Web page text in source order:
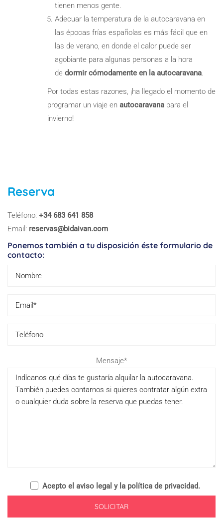
tienen menos gente.
Adecuar la temperatura de la autocaravana en
las épocas frías españolas es más fácil que en
las de verano, en donde el calor puede ser
agobiante para algunas personas a la hora
de dormir cómodamente en la autocaravana.
Por todas estas razones, ¡ha llegado el momento de
programar un viaje en autocaravana para el
invierno!
Reserva
Teléfono: +34 683 641 858
Email: reservas@bidaivan.com
Ponemos también a tu disposición éste formulario de
contacto:
leave
this
field
Mensaje*
Acepto el aviso legal y la política de privacidad.